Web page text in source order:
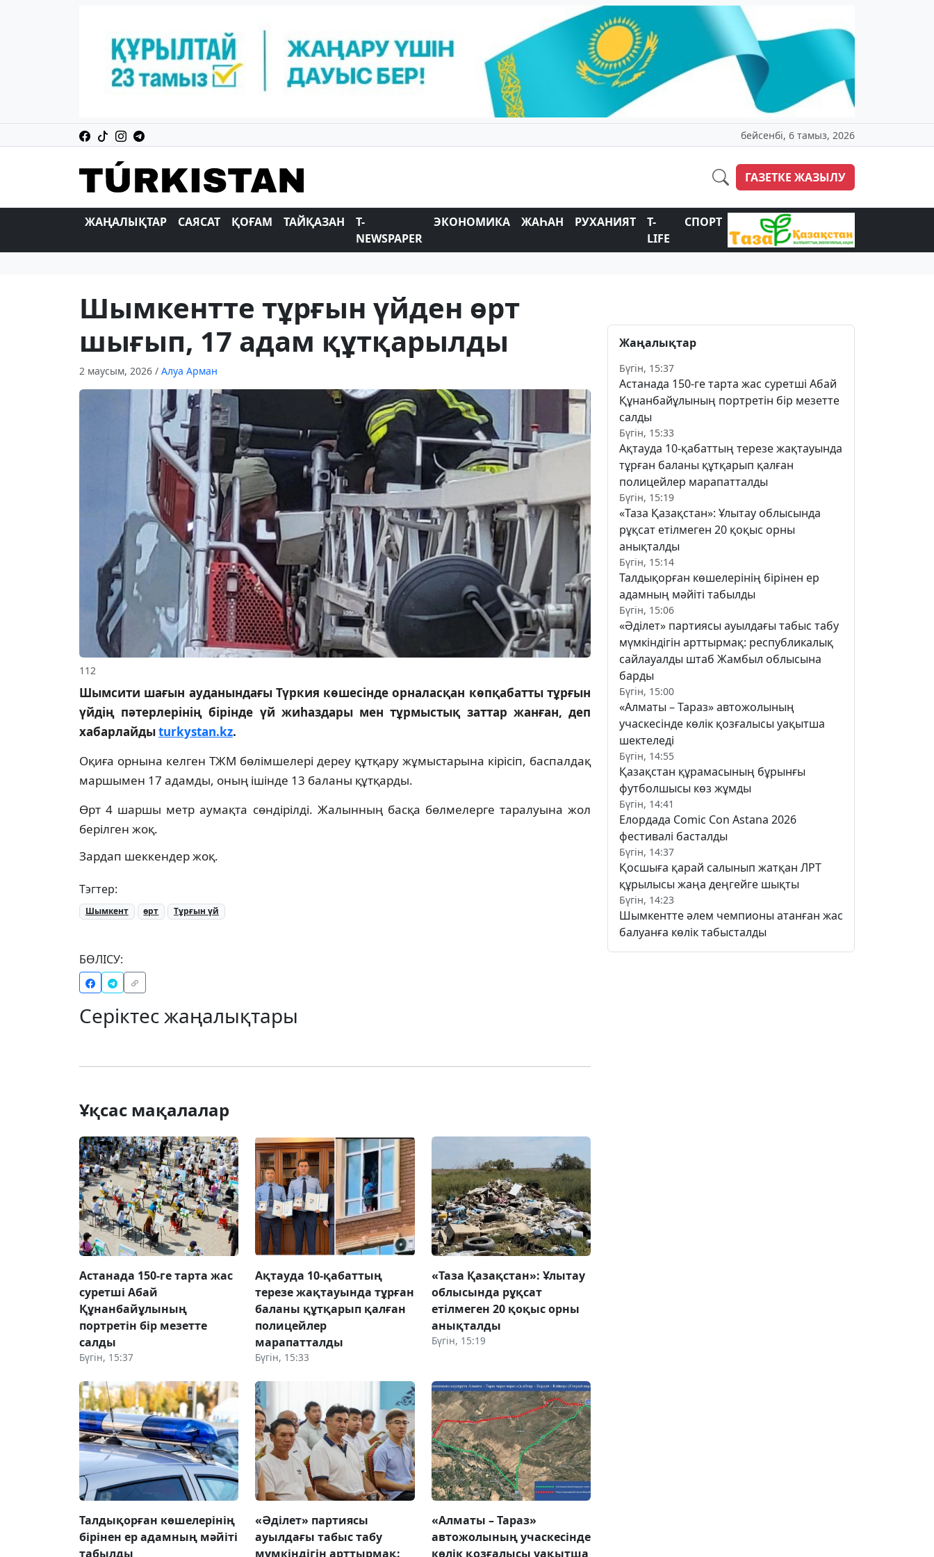
бейсенбі, 6 тамыз, 2026
ГАЗЕТКЕ ЖАЗЫЛУ
ЖАҢАЛЫҚТАР САЯСАТ ҚОҒАМ ТАЙҚАЗАН
T-
NEWSPAPER
ЭКОНОМИКА ЖАҺАН РУХАНИЯТ
T-
LIFE
СПОРТ
Шымкентте тұрғын үйден өрт
шығып, 17 адам құтқарылды
2 маусым, 2026 / Алуа Арман
112
Шымсити шағын ауданындағы Түркия көшесінде орналасқан көпқабатты тұрғын
үйдің пәтерлерінің бірінде үй жиһаздары мен тұрмыстық заттар жанған, деп
хабарлайдыturkystan.kz.
Оқиға орнына келген ТЖМ бөлімшелері дереу құтқару жұмыстарына кірісіп, баспалдақ
маршымен 17 адамды, оның ішінде 13 баланы құтқарды.
Өрт 4 шаршы метр аумақта сөндірілді. Жалынның басқа бөлмелерге таралуына жол
берілген жоқ.
Зардап шеккендер жоқ.
Тэгтер:
Шымкент өрт Тұрғын үй
БӨЛІСУ:
Серіктес жаңалықтары
Ұқсас мақалалар
Астанада 150-ге тарта жас
суретші Абай
Құнанбайұлының
портретін бір мезетте
салды
Бүгін, 15:37
Ақтауда 10-қабаттың
терезе жақтауында тұрған
баланы құтқарып қалған
полицейлер
марапатталды
Бүгін, 15:33
«Таза Қазақстан»: Ұлытау
облысында рұқсат
етілмеген 20 қоқыс орны
анықталды
Бүгін, 15:19
Талдықорған көшелерінің
бірінен ер адамның мәйіті
табылды
«Әділет» партиясы
ауылдағы табыс табу
мүмкіндігін арттырмақ:
«Алматы – Тараз»
автожолының учаскесінде
көлік қозғалысы уақытша
Жаңалықтар
Бүгін, 15:37
Астанада 150-ге тарта жас суретші Абай
Құнанбайұлының портретін бір мезетте
салды
Бүгін, 15:33
Ақтауда 10-қабаттың терезе жақтауында
тұрған баланы құтқарып қалған
полицейлер марапатталды
Бүгін, 15:19
«Таза Қазақстан»: Ұлытау облысында
рұқсат етілмеген 20 қоқыс орны
анықталды
Бүгін, 15:14
Талдықорған көшелерінің бірінен ер
адамның мәйіті табылды
Бүгін, 15:06
«Әділет» партиясы ауылдағы табыс табу
мүмкіндігін арттырмақ: республикалық
сайлауалды штаб Жамбыл облысына
барды
Бүгін, 15:00
«Алматы – Тараз» автожолының
учаскесінде көлік қозғалысы уақытша
шектеледі
Бүгін, 14:55
Қазақстан құрамасының бұрынғы
футболшысы көз жұмды
Бүгін, 14:41
Елордада Comic Con Astana 2026
фестивалі басталды
Бүгін, 14:37
Қосшыға қарай салынып жатқан ЛРТ
құрылысы жаңа деңгейге шықты
Бүгін, 14:23
Шымкентте әлем чемпионы атанған жас
балуанға көлік табысталды